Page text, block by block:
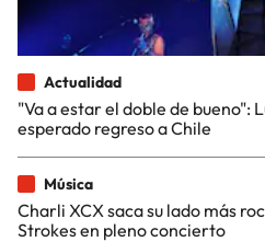
Actualidad
"Va a estar el doble de bueno":
esperado regreso a Chile
Música
Charli XCX saca su lado más
Strokes en pleno concierto